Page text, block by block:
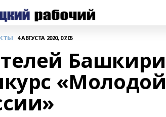
4 АВГУСТА 2020, 07:05